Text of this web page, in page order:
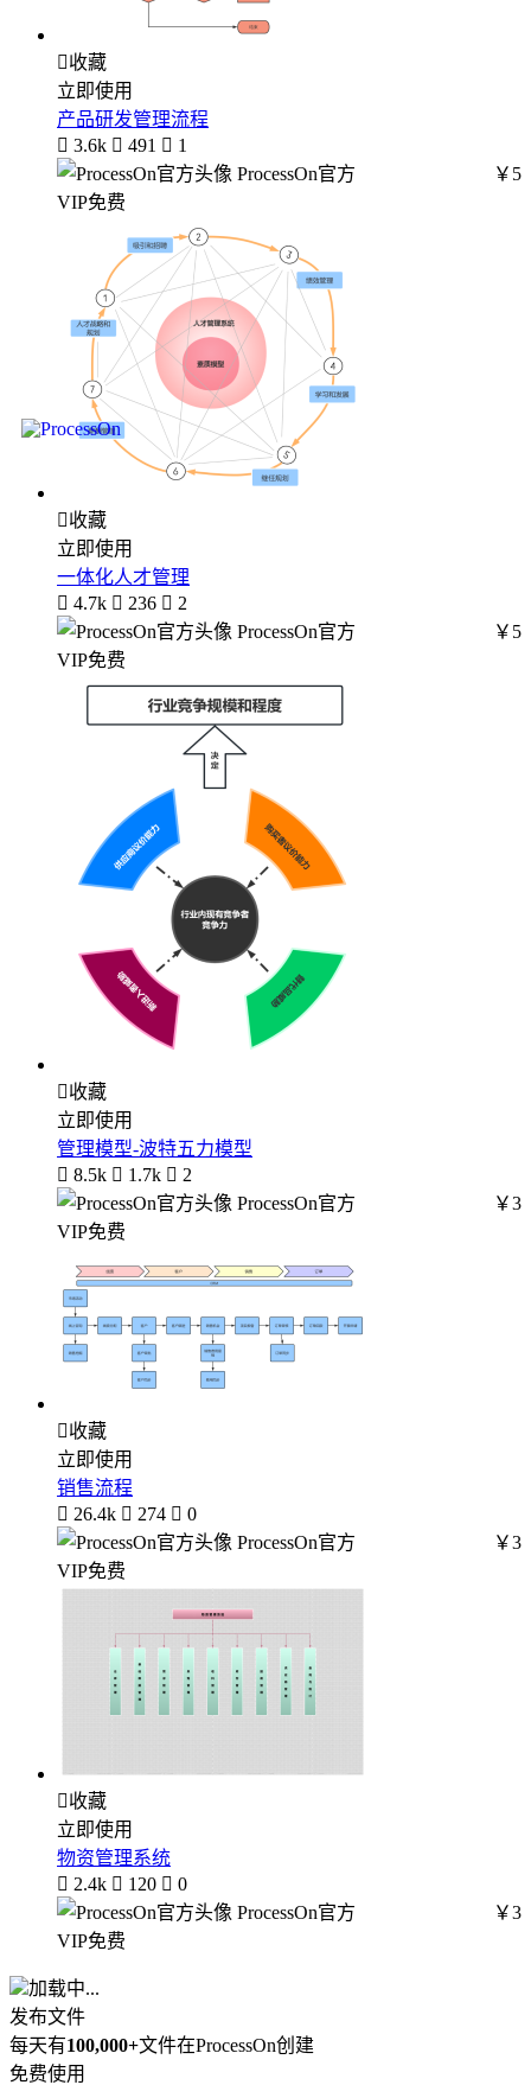
收藏
立即使用
产品研发管理流程
 3.6k  491  1
ProcessOn官方
￥5
VIP免费
收藏
立即使用
一体化人才管理
 4.7k  236  2
ProcessOn官方
￥5
VIP免费
收藏
立即使用
管理模型-波特五力模型
 8.5k  1.7k  2
ProcessOn官方
￥3
VIP免费
收藏
立即使用
销售流程
 26.4k  274  0
ProcessOn官方
￥3
VIP免费
收藏
立即使用
物资管理系统
 2.4k  120  0
ProcessOn官方
￥3
VIP免费
加载中...
发布文件
每天有100,000+文件在ProcessOn创建
免费使用